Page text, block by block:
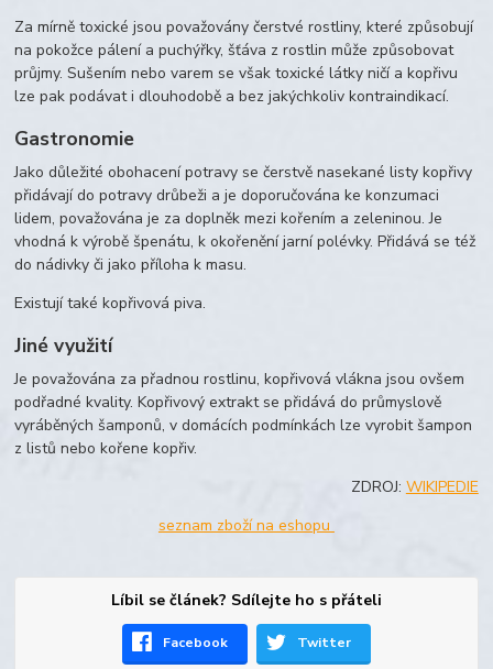
Za mírně toxické jsou považovány čerstvé rostliny, které způsobují
na pokožce pálení a puchýřky, šťáva z rostlin může způsobovat
průjmy. Sušením nebo varem se však toxické látky ničí a kopřivu
lze pak podávat i dlouhodobě a bez jakýchkoliv kontraindikací.
Gastronomie
Jako důležité obohacení potravy se čerstvě nasekané listy kopřivy
přidávají do potravy drůbeži a je doporučována ke konzumaci
lidem, považována je za doplněk mezi kořením a zeleninou. Je
vhodná k výrobě špenátu, k okořenění jarní polévky. Přidává se též
do nádivky či jako příloha k masu.
Existují také kopřivová piva.
Jiné využití
Je považována za přadnou rostlinu, kopřivová vlákna jsou ovšem
podřadné kvality. Kopřivový extrakt se přidává do průmyslově
vyráběných šamponů, v domácích podmínkách lze vyrobit šampon
z listů nebo kořene kopřiv.
ZDROJ: WIKIPEDIE
seznam zboží na eshopu
Líbil se článek? Sdílejte ho s přáteli
Facebook Twitter